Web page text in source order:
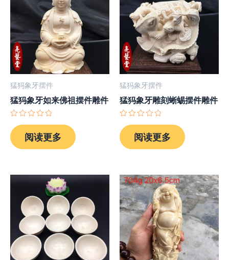
猛犸象牙摆件
猛犸象牙如来佛祖摆件雕件
评
分
0
&sol;
阅读更多
猛犸象牙摆件
猛犸象牙雕刻蜥蜴摆件雕件
评
分
0
&sol;
阅读更多